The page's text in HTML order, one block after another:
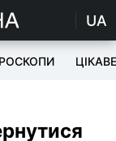
UA
ЦІКАВЕ